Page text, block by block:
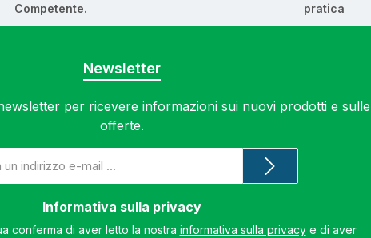
Competente.
pratica
Newsletter
per ricevere informazioni sui nuovi prodotti e sulle
offerte.
Informativa sulla privacy
conferma di aver letto la nostra informativa sulla privacye di aver